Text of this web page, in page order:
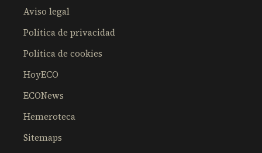
Aviso legal
Política de privacidad
Política de cookies
HoyECO
ECONews
Hemeroteca
Sitemaps